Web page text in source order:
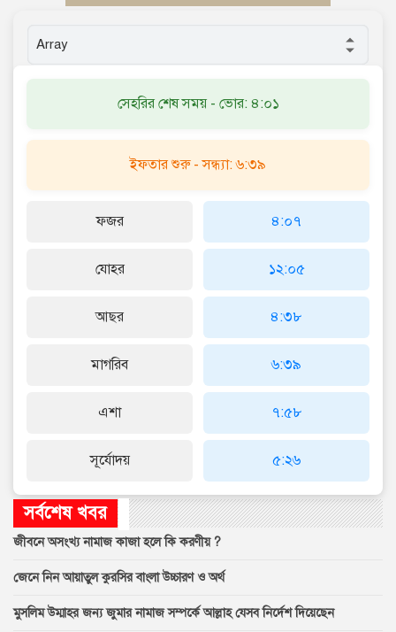
সেহরির শেষ সময় - ভোর: ৪:০১
ইফতার শুরু - সন্ধ্যা: ৬:৩৯
ফজর
যোহর
আছর
মাগরিব
এশা
সূর্যোদয়
৪:০৭
১২:০৫
৪:৩৮
৬:৩৯
৭:৫৮
৫:২৬
সর্বশেষ খবর
জীবনে অসংখ্য নামাজ কাজা হলে কি করণীয় ?
জেনে নিন আয়াতুল কুরসির বাংলা উচ্চারণ ও অর্থ
মুসলিম উম্মাহর জন্য জুমার নামাজ সম্পর্কে আল্লাহ যেসব নির্দেশ দিয়েছেন